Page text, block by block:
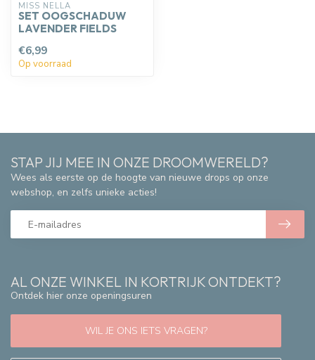
MISS NELLA
SET OOGSCHADUW
LAVENDER FIELDS
€6,99
Op voorraad
AL ONZE WINKEL IN KORTRIJK ONTDEKT?
Ontdek hier onze openingsuren
WIL JE ONS IETS VRAGEN?
STAP JIJ MEE IN ONZE DROOMWERELD?
Wees als eerste op de hoogte van nieuwe drops op onze
webshop, en zelfs unieke acties!